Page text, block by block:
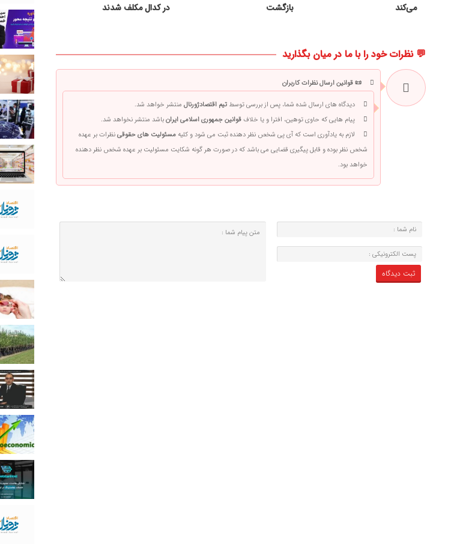
می‌کند
بازگشت
در کدال مکلف شدند
💬 نظرات خود را با ما در میان بگذارید
📜 قوانین ارسال نظرات کاربران
دیدگاه های ارسال شده شما، پس از بررسی توسط تیم اقتصادژورنال منتشر خواهد شد.
پیام هایی که حاوی توهین، افترا و یا خلاف قوانین جمهوری اسلامی ایرانباشد منتشر نخواهد شد.
لازم به یادآوری است که آی پی شخص نظر دهنده ثبت می شود و کلیه مسئولیت های حقوقینظرات بر عهده
شخص نظر بوده و قابل پیگیری قضایی می باشد که در صورت هر گونه شکایت مسئولیت بر عهده شخص نظر دهنده
خواهد بود.